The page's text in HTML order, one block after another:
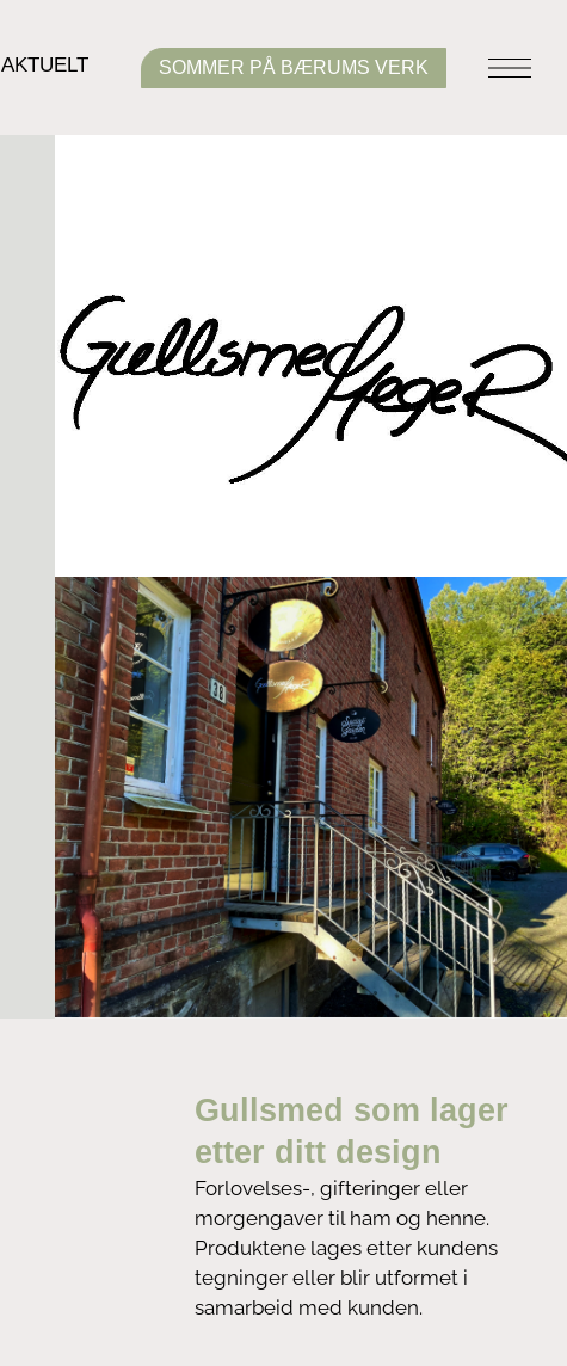
AKTUELT SOMMER PÅ BÆRUMS VERK
Gullsmed som lager
etter ditt design
Forlovelses-, gifteringer eller
morgengaver til ham og henne.
Produktene lages etter kundens
tegninger eller blir utformet i
samarbeid med kunden.